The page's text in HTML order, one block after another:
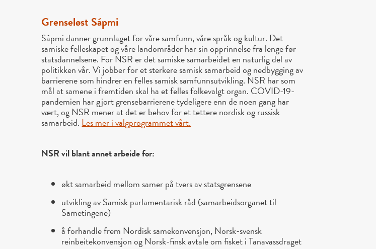
Grenseløst Sápmi
Sápmi danner grunnlaget for våre samfunn, våre språk og kultur. Det
samiske felleskapet og våre landområder har sin opprinnelse fra lenge før
statsdannelsene. For NSR er det samiske samarbeidet en naturlig del av
politikken vår. Vi jobber for et sterkere samisk samarbeid og nedbygging av
barrierene som hindrer en felles samisk samfunnsutvikling. NSR har som
mål at samene i fremtiden skal ha et felles folkevalgt organ. COVID-19-
pandemien har gjort grensebarrierene tydeligere enn de noen gang har
vært, og NSR mener at det er behov for et tettere nordisk og russisk
samarbeid. Les mer i valgprogrammet vårt.
NSR vil blant annet arbeide for:
økt samarbeid mellom samer på tvers av statsgrensene
utvikling av Samisk parlamentarisk råd (samarbeidsorganet til
Sametingene)
å forhandle frem Nordisk samekonvensjon, Norsk-svensk
reinbeitekonvensjon og Norsk-finsk avtale om fisket i Tanavassdraget